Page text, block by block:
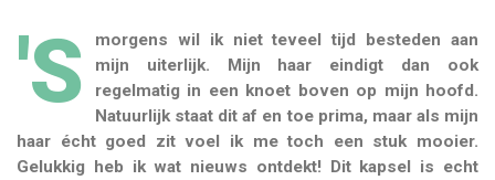
'S
morgens wil ik niet teveel tijd besteden aan
mijn uiterlijk. Mijn haar eindigt dan ook
regelmatig in een knoet boven op mijn hoofd.
Natuurlijk staat dit af en toe prima, maar als mijn
haar écht goed zit voel ik me toch een stuk mooier.
Gelukkig heb ik wat nieuws ontdekt! Dit kapsel is echt